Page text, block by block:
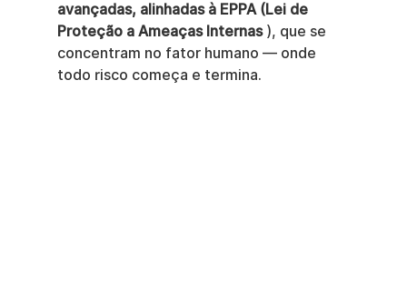
avançadas, alinhadas à EPPA (Lei de
Proteção a Ameaças Internas ), que se
concentram no fator humano — onde
todo risco começa e termina.